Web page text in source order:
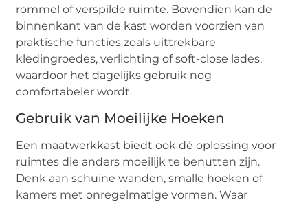
rommel of verspilde ruimte. Bovendien kan de
binnenkant van de kast worden voorzien van
praktische functies zoals uittrekbare
kledingroedes, verlichting of soft-close lades,
waardoor het dagelijks gebruik nog
comfortabeler wordt.
Gebruik van Moeilijke Hoeken
Een maatwerkkast biedt ook dé oplossing voor
ruimtes die anders moeilijk te benutten zijn.
Denk aan schuine wanden, smalle hoeken of
kamers met onregelmatige vormen. Waar